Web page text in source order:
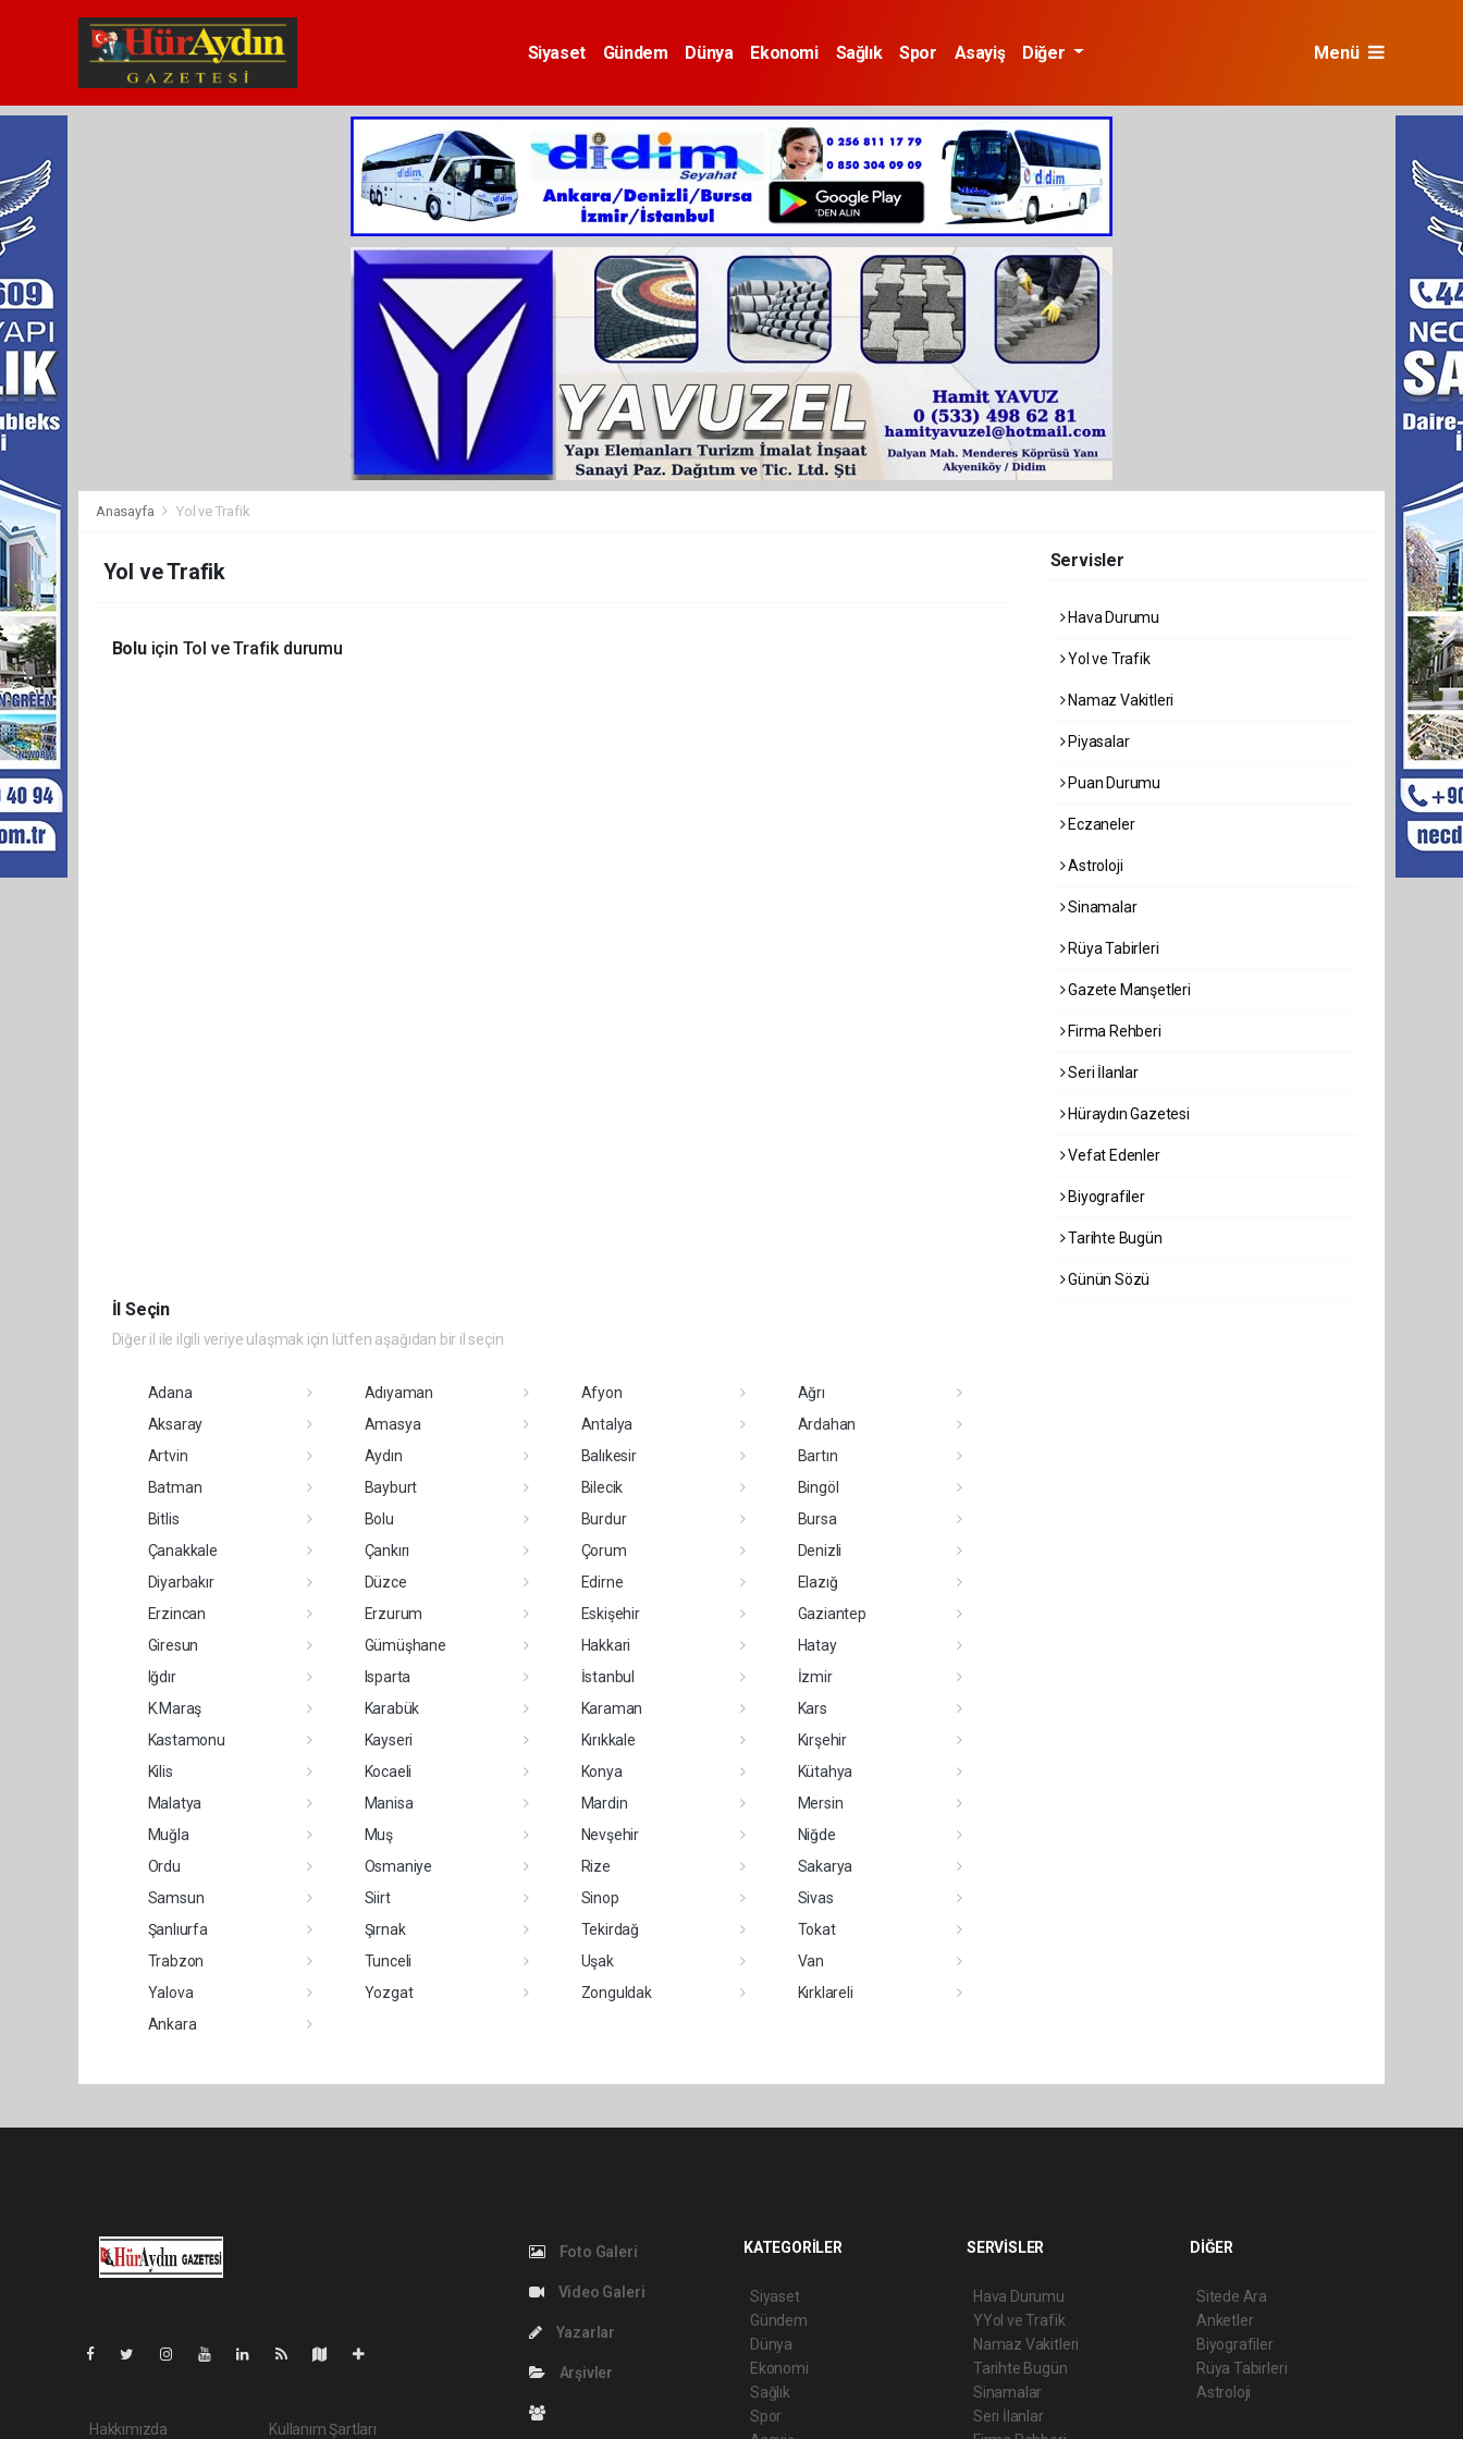
Siyaset Gündem Dünya Ekonomi Sağlık Spor Asayiş Diğer Menü
Anasayfa Yol ve Trafik
Yol ve Trafik
Bolu için Tol ve Trafik durumu
İl Seçin
Diğer il ile ilgili veriye ulaşmak için lütfen aşağıdan bir il seçin
Adana Adıyaman Afyon
Ağrı
Aksaray
Amasya Antalya
Ardahan
Artvin
Aydın Balıkesir
Bartın
Batman
Bayburt Bilecik
Bingöl
Bitlis
Bolu Burdur
Bursa
Çanakkale
Çankırı Çorum
Denizli
Diyarbakır
Düzce Edirne
Elazığ
Erzincan
Erzurum Eskişehir
Gaziantep
Giresun
Gümüşhane Hakkari
Hatay
Iğdır
Isparta İstanbul
İzmir
K.Maraş
Karabük Karaman
Kars
Kastamonu
Kayseri Kırıkkale
Kırşehir
Kilis
Kocaeli Konya
Kütahya
Malatya
Manisa Mardin
Mersin
Muğla
Muş Nevşehir
Niğde
Ordu
Osmaniye Rize
Sakarya
Samsun
Siirt Sinop
Sivas
Şanlıurfa
Şırnak Tekirdağ
Tokat
Trabzon
Tunceli Uşak
Van
Yalova
Yozgat Zonguldak
Kırklareli
Ankara
Servisler
Hava Durumu
Yol ve Trafik
Namaz Vakitleri
Piyasalar
Puan Durumu
Eczaneler
Astroloji
Sinamalar
Rüya Tabirleri
Gazete Manşetleri
Firma Rehberi
Seri İlanlar
Hüraydın Gazetesi
Vefat Edenler
Biyografiler
Tarihte Bugün
Günün Sözü
Hakkımızda Kullanım Şartları
Foto Galeri
Video Galeri
Yazarlar
Arşivler
KATEGORİLER
Siyaset
Gündem
Dünya
Ekonomi
Sağlık
Spor
SERVİSLER
Hava Durumu
YYol ve Trafik
Namaz Vakitleri
Tarihte Bugün
Sinamalar
Seri İlanlar
DİĞER
Sitede Ara
Anketler
Biyografiler
Rüya Tabirleri
Astroloji